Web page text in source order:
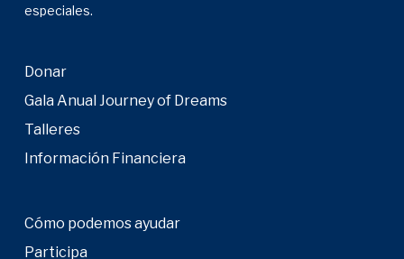
especiales.
Donar
Gala Anual Journey of Dreams
Talleres
Información Financiera
Cómo podemos ayudar
Participa